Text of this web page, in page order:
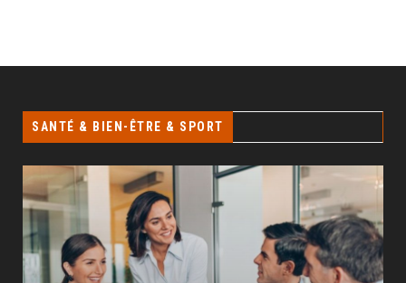
SANTÉ & BIEN-ÊTRE & SPORT